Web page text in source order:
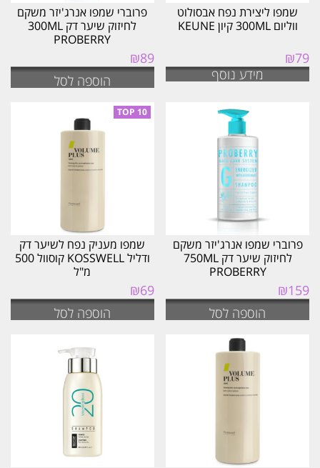
שמפו ליצירת נפח אבסולוט
ווליום 300ML קיון KEUNE
₪79
מידע נוסף
פרוברי שמפו אנרג'יזר משקם
לחיזוק שיער דק 300ML
PROBERRY
₪89
הוספה לסל
פרוברי שמפו אנרג'יזר משקם
לחיזוק שיער דק 750ML
PROBERRY
₪159
הוספה לסל
שמפו מעניק נפח לשיער דק
ודליל KOSSWELL קוסוול 500
מ"ל
₪69
הוספה לסל